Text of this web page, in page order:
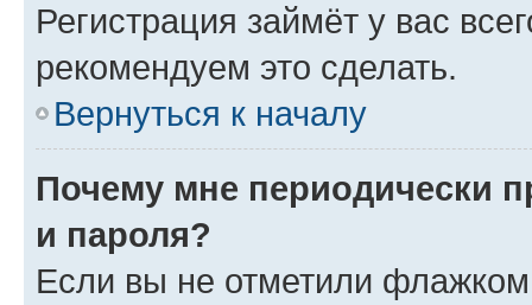
Регистрация займёт у вас
рекомендуем это сделать.
Вернуться к началу
Почему мне периодически
и пароля?
Если вы не отметили